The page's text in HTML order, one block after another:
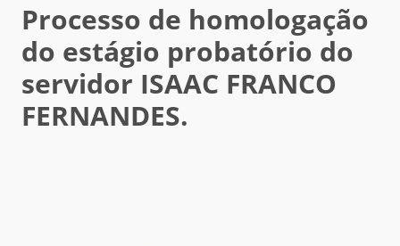
Processo de homologação
do estágio probatório do
servidor ISAAC FRANCO
FERNANDES.